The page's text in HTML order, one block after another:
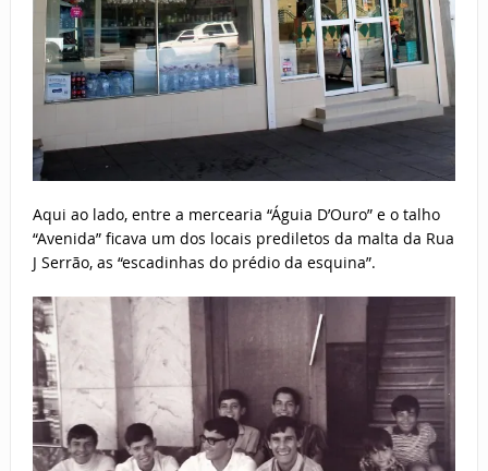
Aqui ao lado, entre a mercearia “Águia D’Ouro” e o talho
“Avenida” ficava um dos locais prediletos da malta da Rua
J Serrão, as “escadinhas do prédio da esquina”.